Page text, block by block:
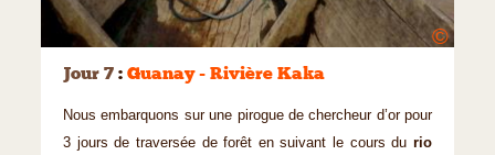
©
Jour 7 : Guanay - Rivière Kaka
Nous embarquons sur une pirogue de chercheur d’or pour
3 jours de traversée de forêt en suivant le cours du rio